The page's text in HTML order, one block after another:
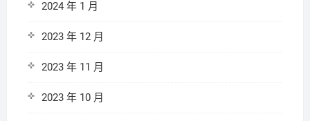
2024 年 1 月
2023 年 12 月
2023 年 11 月
2023 年 10 月